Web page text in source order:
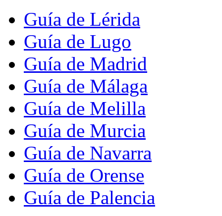
Guía de Lérida
Guía de Lugo
Guía de Madrid
Guía de Málaga
Guía de Melilla
Guía de Murcia
Guía de Navarra
Guía de Orense
Guía de Palencia